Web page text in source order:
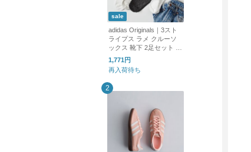
sale
adidas Originals｜3スト
ライプス ラメ クルーソ
ックス 靴下 2足セット 3
STRIPES GLITTER CRE
W SOCKS 2 PAIRS ka98
5
1,771円
再入荷待ち